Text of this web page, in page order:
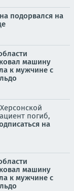
подорвался на
машину
к мужчине с
погиб,
на
машину
к мужчине с